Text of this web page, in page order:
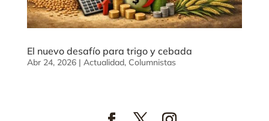
El nuevo desafío para trigo y cebada
Abr 24, 2026| Actualidad, Columnistas